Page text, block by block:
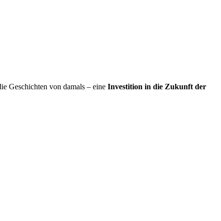
Geschichten von damals – eine Investition in die Zukunft der